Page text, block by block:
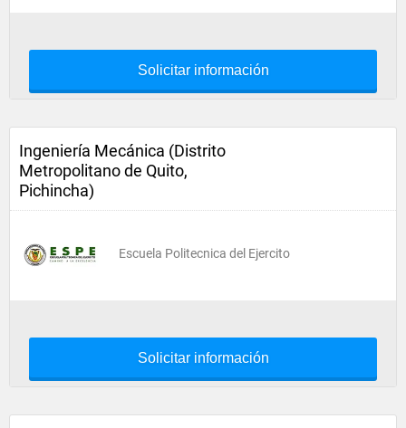
Solicitar información
Ingeniería Mecánica (Distrito
Metropolitano de Quito,
Pichincha)
Escuela Politecnica del Ejercito
Solicitar información